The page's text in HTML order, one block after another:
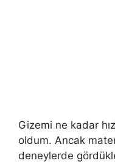
Gizemi ne kadar
oldum. Ancak
deneylerde